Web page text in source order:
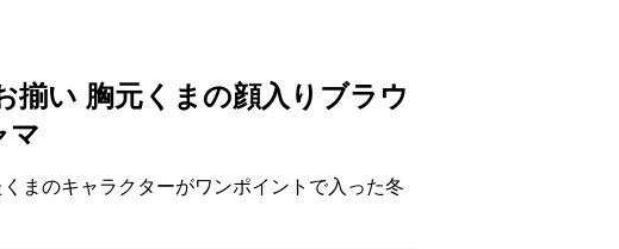
揃い 胸元くまの顔入りブラウ
マ
まのキャラクターがワンポイントで入った冬